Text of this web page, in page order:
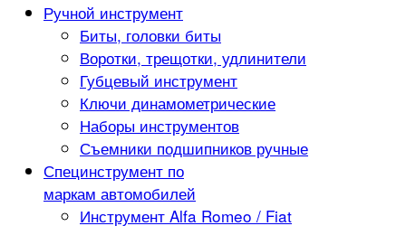
Ручной инструмент
Биты, головки биты
Воротки, трещотки, удлинители
Губцевый инструмент
Ключи динамометрические
Наборы инструментов
Съемники подшипников ручные
Специнструмент по
маркам автомобилей
Инструмент Alfa Romeo / Fiat